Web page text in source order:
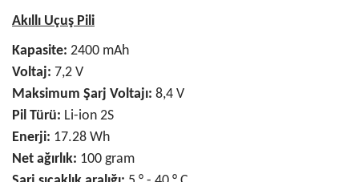
Akıllı Uçuş Pili
Kapasite: 2400 mAh
Voltaj: 7,2 V
Maksimum Şarj Voltajı: 8,4 V
Pil Türü: Li-ion 2S
Enerji: 17.28 Wh
Net ağırlık: 100 gram